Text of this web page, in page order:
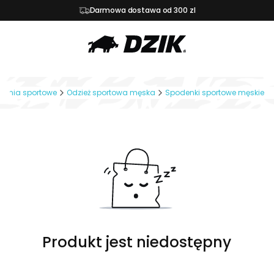
Darmowa dostawa od 300 zl
sportowe Odzież sportowa męska Spodenki sportowe męskie
Produkt jest niedostępny